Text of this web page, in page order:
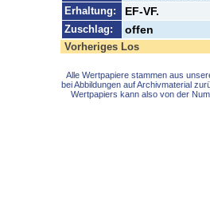
Erhaltung: EF-VF.
Zuschlag: offen
Vorheriges Los
Alle Wertpapiere stammen aus
bei Abbildungen auf Archivmaterial
Wertpapiers kann also von der